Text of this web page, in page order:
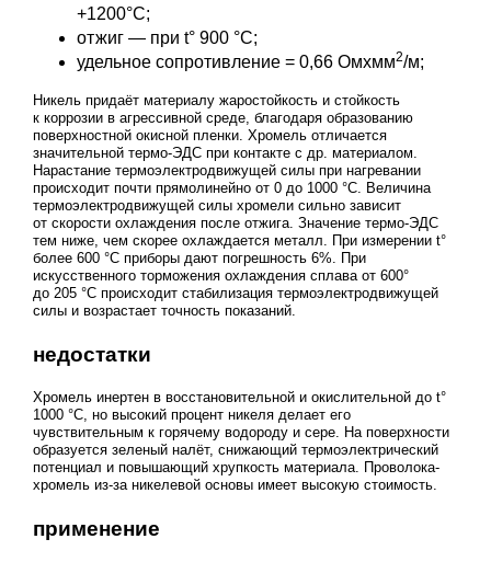
+1200°С;
отжиг — при t° 900 °C;
удельное сопротивление = 0,66 Омxмм2/м;
Никель придаёт материалу жаростойкость и стойкость
к коррозии в агрессивной среде, благодаря образованию
поверхностной окисной пленки. Хромель отличается
значительной термо-ЭДС при контакте с др. материалом.
Нарастание термоэлектродвижущей силы при нагревании
происходит почти прямолинейно от 0 до 1000 °C. Величина
термоэлектродвижущей силы хромели сильно зависит
от скорости охлаждения после отжига. Значение термо-ЭДС
тем ниже, чем скорее охлаждается металл. При измерении t°
более 600 °C приборы дают погрешность 6%. При
искусственного торможения охлаждения сплава от 600°
до 205 °C происходит стабилизация термоэлектродвижущей
силы и возрастает точность показаний.
недостатки
Хромель инертен в восстановительной и окислительной до t°
1000 °C, но высокий процент никеля делает его
чувствительным к горячему водороду и сере. На поверхности
образуется зеленый налёт, снижающий термоэлектрический
потенциал и повышающий хрупкость материала. Проволока-
хромель из-за никелевой основы имеет высокую стоимость.
применение